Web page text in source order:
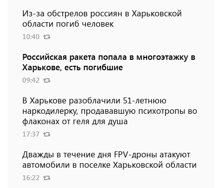
Из-за обстрелов россиян в Харьковской
области погиб человек
10:40
Российская ракета попала в многоэтажку в
Харькове, есть погибшие
09:42
В Харькове разоблачили 51-летнюю
наркодилерку, продававшую психотропы во
флаконах от геля для душа
17:37
Дважды в течение дня FPV-дроны атакуют
автомобили в поселке Харьковской области
16:22